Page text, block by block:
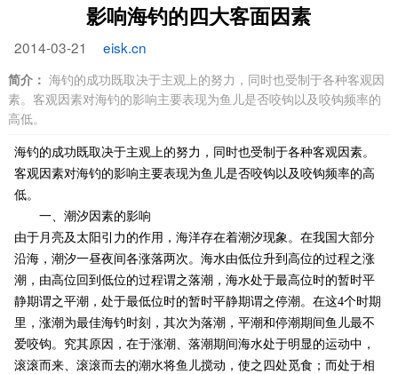
影响海钓的四大客面因素
2014-03-21 eisk.cn
简介： 海钓的成功既取决于主观上的努力，同时也受制于各种客观因
素。客观因素对海钓的影响主要表现为鱼儿是否咬钩以及咬钩频率的
高低。
海钓的成功既取决于主观上的努力，同时也受制于各种客观因素。
客观因素对海钓的影响主要表现为鱼儿是否咬钩以及咬钩频率的高
低。
一、潮汐因素的影响
由于月亮及太阳引力的作用，海洋存在着潮汐现象。在我国大部分
沿海，潮汐一昼夜间各涨落两次。海水由低位升到高位的过程之涨
潮，由高位回到低位的过程谓之落潮，海水处于最高位时的暂时平
静期谓之平潮，处于最低位时的暂时平静期谓之停潮。在这4个时期
里，涨潮为最佳海钓时刻，其次为落潮，平潮和停潮期间鱼儿最不
爱咬钩。究其原因，在于涨潮、落潮期间海水处于明显的运动中，
滚滚而来、滚滚而去的潮水将鱼儿搅动，使之四处觅食；而处于相